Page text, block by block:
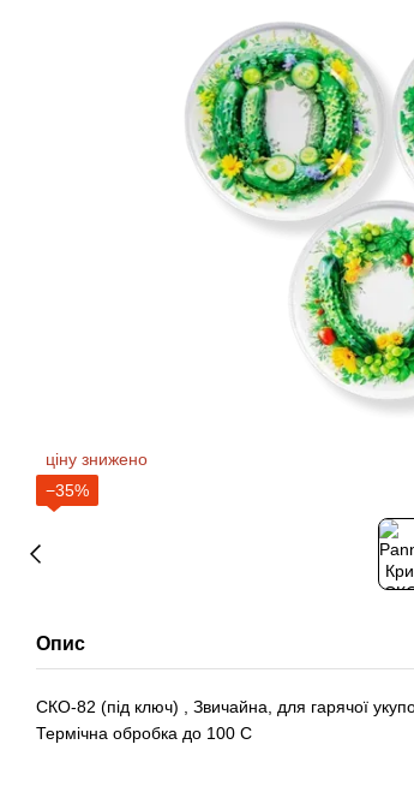
ціну знижено
−35%
Опис
СКО-82 (під ключ) , Звичайна, для гарячої
Термічна обробка до 100 С